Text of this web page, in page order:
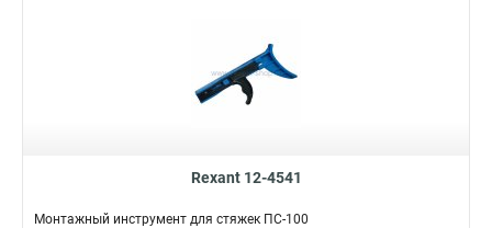
Rexant 12-4541
Монтажный инструмент для стяжек ПС-100